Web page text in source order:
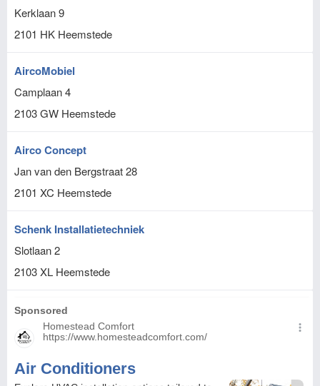
Kerklaan 9
2101 HK Heemstede
AircoMobiel
Camplaan 4
2103 GW Heemstede
Airco Concept
Jan van den Bergstraat 28
2101 XC Heemstede
Schenk Installatietechniek
Slotlaan 2
2103 XL Heemstede